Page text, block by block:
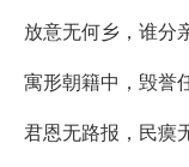
放意无何乡，谁分
寓形朝籍中，毁誉
君恩无路报，民瘼